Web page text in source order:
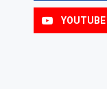
YOUTUBE